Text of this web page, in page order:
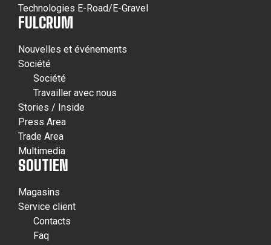
Technologies E-Road/E-Gravel
FULCRUM
Nouvelles et événements
Société
Société
Travailler avec nous
Stories / Inside
Press Area
Trade Area
Multimedia
SOUTIEN
Magasins
Service client
Contacts
Faq